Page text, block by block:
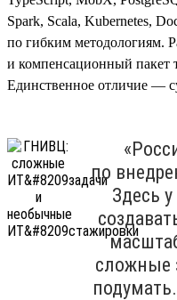
Spark, Scala, Kubernetes,
по гибким методологиям.
и компенсационный
Единственное отличие —
по
Здесь
сложные